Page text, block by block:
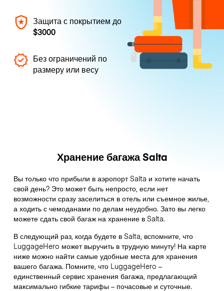
Защита с покрытием до
$3000
Без ограничений по
размеру или весу
Хранение багажа Salta
Вы только что прибыли в аэропорт Salta и хотите начать
свой день? Это может быть непросто, если нет
возможности сразу заселиться в отель или съемное жилье,
а ходить с чемоданами по делам неудобно. Зато вы легко
можете сдать свой багаж на хранение в Salta.
В следующий раз, когда будете в Salta, вспомните, что
LuggageHero может выручить в трудную минуту! На карте
ниже можно найти самые удобные места для хранения
вашего багажа. Помните, что LuggageHero –
единственный сервис хранения багажа, предлагающий
максимально гибкие тарифы – почасовые и суточные.